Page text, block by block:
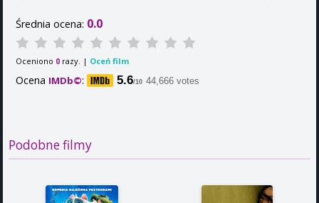
Średnia ocena: 0.0
Oceniono 0 razy. | Oceń film
Ocena IMDb©: 5.6/10 44,666 votes
Podobne filmy